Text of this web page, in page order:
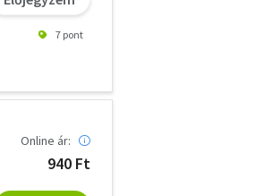
7 pont
Online ár:
940 Ft